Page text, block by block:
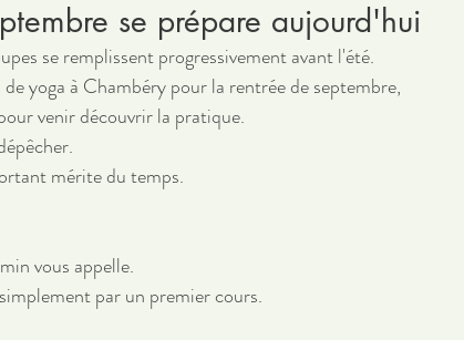
se prépare aujourd'hui
se remplissent progressivement avant l'été.
yoga à Chambéry pour la rentrée de septembre,
venir découvrir la pratique.
mérite du temps.
vous appelle.
par un premier cours.